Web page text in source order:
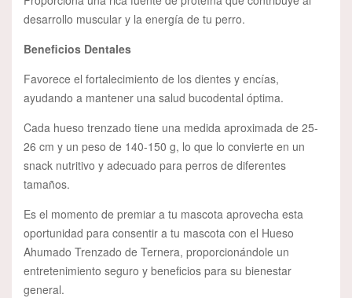
desarrollo muscular y la energía de tu perro.
Beneficios Dentales
Favorece el fortalecimiento de los dientes y encías,
ayudando a mantener una salud bucodental óptima.
Cada hueso trenzado tiene una medida aproximada de 25-
26 cm y un peso de 140-150 g, lo que lo convierte en un
snack nutritivo y adecuado para perros de diferentes
tamaños.
Es el momento de premiar a tu mascota aprovecha esta
oportunidad para consentir a tu mascota con el Hueso
Ahumado Trenzado de Ternera, proporcionándole un
entretenimiento seguro y beneficios para su bienestar
general.